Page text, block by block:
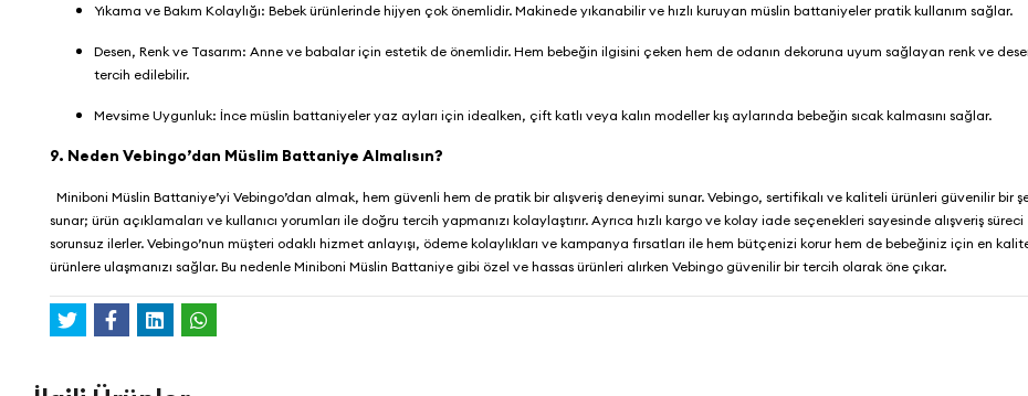
Yıkama ve Bakım Kolaylığı: Bebek ürünlerinde hijyen çok önemlidir. Makinede yıkanabilir ve hızlı kuruyan müslin battaniyeler pratik kullanım sağlar.
Desen, Renk ve Tasarım: Anne ve babalar için estetik de önemlidir. Hem bebeğin ilgisini çeken hem de odanın dekoruna uyum sağlayan renk ve
tercih edilebilir.
Mevsime Uygunluk: İnce müslin battaniyeler yaz ayları için idealken, çift katlı veya kalın modeller kış aylarında bebeğin sıcak kalmasını sağlar.
9. Neden Vebingo’dan Müslim Battaniye Almalısın?
Miniboni Müslin Battaniye’yiVebingo’dan almak, hem güvenli hem de pratik bir alışveriş deneyimi sunar.Vebingo, sertifikalı ve kaliteli ürünleri güvenilir bir
sunar; ürün açıklamaları ve kullanıcı yorumları ile doğru tercih yapmanızı kolaylaştırır. Ayrıca hızlı kargo ve kolay iade seçenekleri sayesinde alışveriş süreci
sorunsuz ilerler.Vebingo’nun müşteri odaklı hizmet anlayışı, ödeme kolaylıkları ve kampanya fırsatları ile hem bütçenizi korur hem de bebeğiniz için en
ürünlere ulaşmanızı sağlar. Bu nedenle Miniboni Müslin Battaniye gibi özel ve hassas ürünleri alırkenVebingo güvenilir bir tercih olarak öne çıkar.